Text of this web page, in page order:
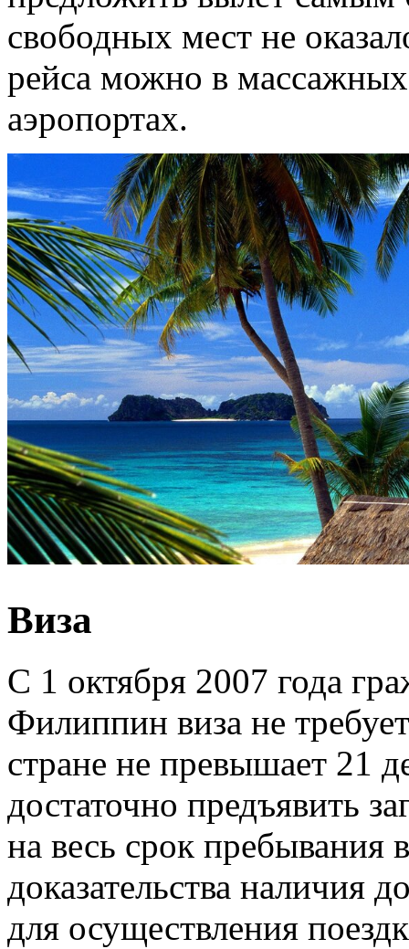
свободных мест не
рейса можно в массажных
аэропортах.
Виза
С 1 октября 2007 года
Филиппин виза не
стране не превышает 21
достаточно предъявить
на весь срок пребывания
доказательства наличия
для осуществления